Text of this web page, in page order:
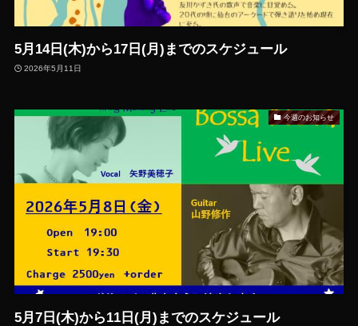
5月14日(木)から17日(月)までのスケジュール
2026年5月11日
今週のお知らせ
5月7日(木)から11日(月)までのスケジュール